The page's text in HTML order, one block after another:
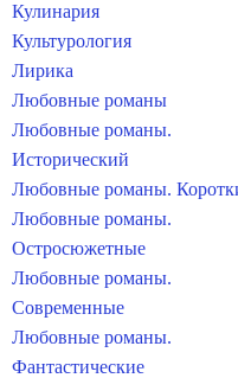
Кулинария
Культурология
Лирика
Любовные романы
Любовные романы.
Исторический
Любовные романы.
Любовные романы.
Остросюжетные
Любовные романы.
Современные
Любовные романы.
Фантастические